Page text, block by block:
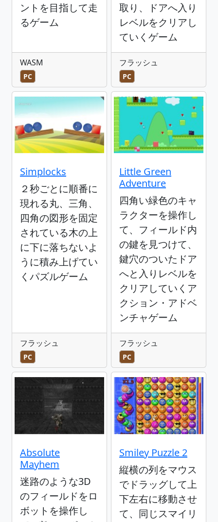
ントを目指して走
るゲーム
WASM
PC
取り、ドアへ入り
レベルをクリアし
ていくゲーム
フラッシュ
PC
Simplocks
２秒ごとに順番に
現れる丸、三角、
四角の図形を固定
されている木の上
に下に落ちないよ
うに積み上げてい
くパズルゲーム
フラッシュ
PC
Little Green
Adventure
四角い緑色のキャ
ラクターを操作し
て、フィールド内
の鍵を見つけて、
鍵穴のついたドア
へと入りレベルを
クリアしていくア
クション・アドベ
ンチャゲーム
フラッシュ
PC
Absolute
Mayhem
迷路のような3D
のフィールドをロ
ボットを操作し
Smiley Puzzle 2
縦横の列をマウス
でドラッグして上
下左右に移動させ
て、同じスマイリ